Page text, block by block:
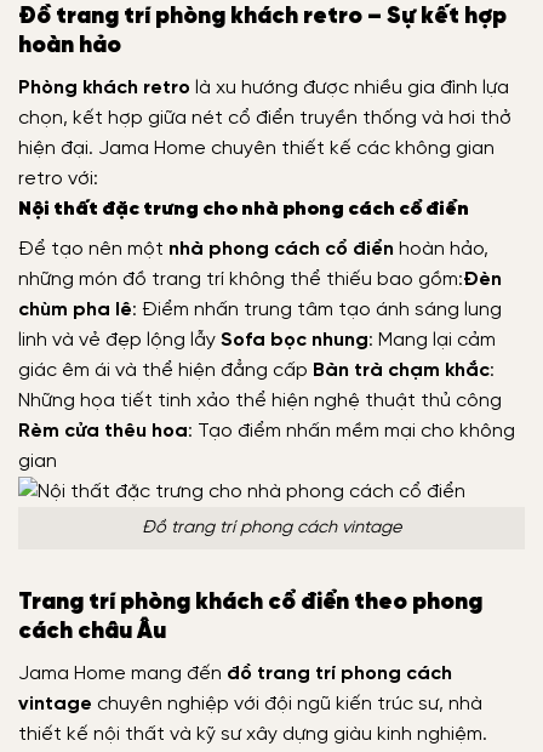
Đồ trang trí phòng khách retro – Sự kết hợp
hoàn hảo
Phòng khách retro là xu hướng được nhiều gia đình lựa
chọn, kết hợp giữa nét cổ điển truyền thống và hơi thở
hiện đại. Jama Home chuyên thiết kế các không gian
retro với:
Nội thất đặc trưng cho nhà phong cách cổ điển
Để tạo nên một nhà phong cách cổ điển hoàn hảo,
những món đồ trang trí không thể thiếu bao gồm:Đèn
chùm pha lê: Điểm nhấn trung tâm tạo ánh sáng lung
linh và vẻ đẹp lộng lẫy Sofa bọc nhung: Mang lại cảm
giác êm ái và thể hiện đẳng cấp Bàn trà chạm khắc:
Những họa tiết tinh xảo thể hiện nghệ thuật thủ công
Rèm cửa thêu hoa: Tạo điểm nhấn mềm mại cho không
gian
Đồ trang trí phong cách vintage
Trang trí phòng khách cổ điển theo phong
cách châu Âu
Jama Home mang đến đồ trang trí phong cách
vintage chuyên nghiệp với đội ngũ kiến trúc sư, nhà
thiết kế nội thất và kỹ sư xây dựng giàu kinh nghiệm.